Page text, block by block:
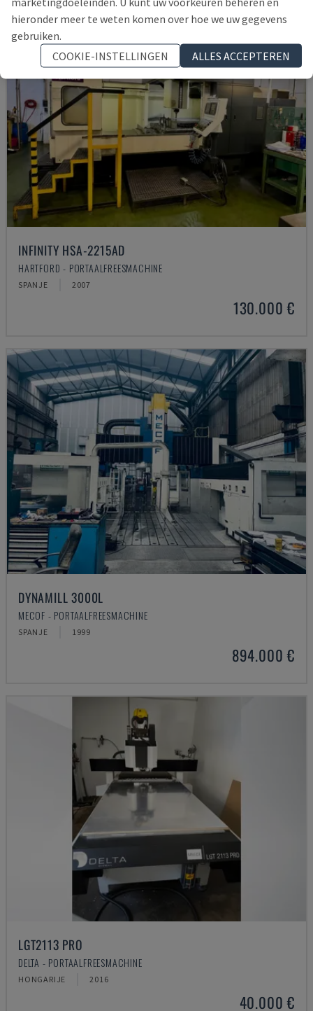
INFINITY HSA-2215AD
HARTFORD - PORTAALFREESMACHINE
SPANJE 2007
130.000 €
DYNAMILL 3000L
MECOF - PORTAALFREESMACHINE
SPANJE 1999
894.000 €
LGT2113 PRO
DELTA - PORTAALFREESMACHINE
HONGARIJE 2016
40.000 €
hieronder meer te weten komen over hoe we uw gegevens
gebruiken.
COOKIE-INSTELLINGEN
ALLES ACCEPTEREN